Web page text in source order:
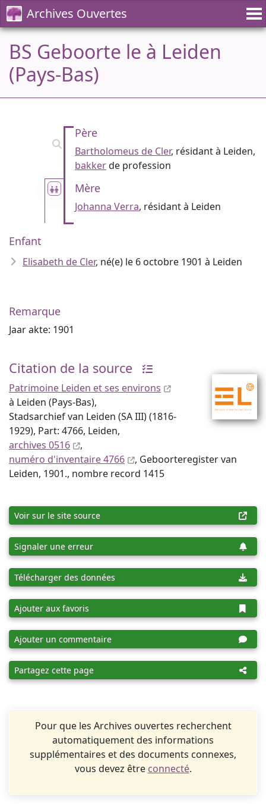
Archives Ouvertes
BS Geboorte le à Leiden
(Pays-Bas)
Père
Bartholomeus de Cler, résidant à Leiden,
bakkerde profession
Mère
Johanna Verra, résidant à Leiden
Enfant
Elisabeth de Cler, né(e) le 6 octobre 1901 à Leiden
Remarque
Jaar akte: 1901
Citation de la source
Patrimoine Leiden et ses environs
à Leiden (Pays-Bas),
Stadsarchief van Leiden (SA III) (1816-
1929), Part: 4766, Leiden,
archives 0516
,
numéro d'inventaire 4766
, Geboorteregister van
Leiden, 1901., nombre record 1415
Voir sur le site source
Signaler une erreur
Télécharger des données
Ajouter aux favoris
Ajouter un commentaire
Partagez cette page
Pour que les Archives ouvertes recherchent
automatiquement des informations
supplémentaires et des documents connexes,
vous devez être connecté.